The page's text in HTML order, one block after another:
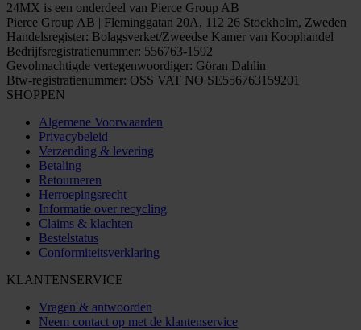
24MX is een onderdeel van Pierce Group AB
Pierce Group AB | Fleminggatan 20A, 112 26 Stockholm, Zweden
Handelsregister: Bolagsverket/Zweedse Kamer van Koophandel
Bedrijfsregistratienummer: 556763-1592
Gevolmachtigde vertegenwoordiger: Göran Dahlin
Btw-registratienummer: OSS VAT NO SE556763159201
SHOPPEN
Algemene Voorwaarden
Privacybeleid
Verzending & levering
Betaling
Retourneren
Herroepingsrecht
Informatie over recycling
Claims & klachten
Bestelstatus
Conformiteitsverklaring
KLANTENSERVICE
Vragen & antwoorden
Neem contact op met de klantenservice